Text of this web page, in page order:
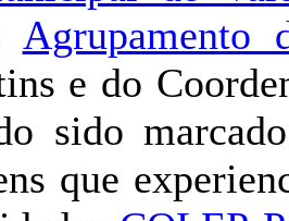
Agrupamento
e do
sido
que